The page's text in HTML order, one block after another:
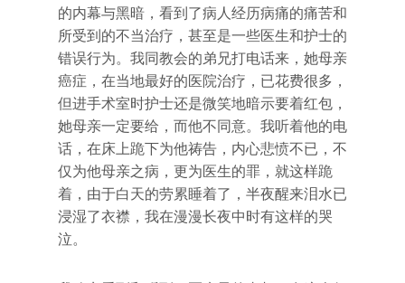
的内幕与黑暗，看到了病人经历病痛的痛苦和
所受到的不当治疗，甚至是一些医生和护士的
错误行为。我同教会的弟兄打电话来，她母亲
癌症，在当地最好的医院治疗，已花费很多，
但进手术室时护士还是微笑地暗示要着红包，
她母亲一定要给，而他不同意。我听着他的电
话，在床上跪下为他祷告，内心悲愤不已，不
仅为他母亲之病，更为医生的罪，就这样跪
着，由于白天的劳累睡着了，半夜醒来泪水已
浸湿了衣襟，我在漫漫长夜中时有这样的哭
泣。